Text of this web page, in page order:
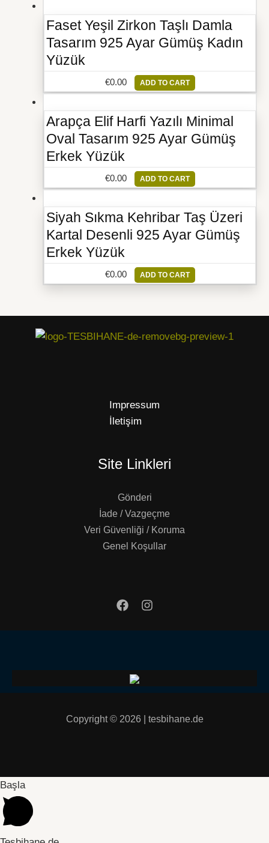
Faset Yeşil Zirkon Taşlı Damla
Tasarım 925 Ayar Gümüş Kadın
Yüzük
€0.00 ADD TO CART
Arapça Elif Harfi Yazılı Minimal
Oval Tasarım 925 Ayar Gümüş
Erkek Yüzük
€0.00 ADD TO CART
Siyah Sıkma Kehribar Taş Üzeri
Kartal Desenli 925 Ayar Gümüş
Erkek Yüzük
€0.00 ADD TO CART
Impressum
İletişim
Site Linkleri
Gönderi
İade / Vazgeçme
Veri Güvenliği / Koruma
Genel Koşullar
Copyright © 2026 | tesbihane.de
Başla